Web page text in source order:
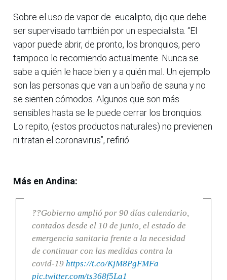
Sobre el uso de vapor de eucalipto, dijo que debe
ser supervisado también por un especialista. “El
vapor puede abrir, de pronto, los bronquios, pero
tampoco lo recomiendo actualmente. Nunca se
sabe a quién le hace bien y a quién mal. Un ejemplo
son las personas que van a un baño de sauna y no
se sienten cómodos. Algunos que son más
sensibles hasta se le puede cerrar los bronquios.
Lo repito, (estos productos naturales) no previenen
ni tratan el coronavirus”, refirió.
Más en Andina:
??Gobierno amplió por 90 días calendario,
contados desde el 10 de junio, el estado de
emergencia sanitaria frente a la necesidad
de continuar con las medidas contra la
covid-19 https://t.co/KjM8PgFMFa
pic.twitter.com/ts368f5La1